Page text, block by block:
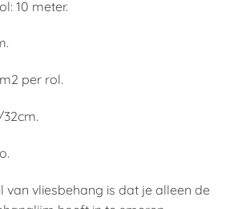
10 meter.
per rol.
van vliesbehang is dat je alleen de